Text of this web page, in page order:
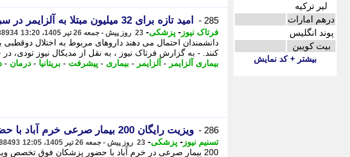
لیر ترکیه
درهم امارات
پوند انگلیس
بیت کویین
بیشتر + کد نمایش
285 - امید تازه برای 32 میلیون مبتلا به آلزایمر در سراسر جهان
فرتاک نیوز - پزشکی- 23 روز پیش - جمعه 26 تیر 1405، 13:20
دانشمندان احتمال می دهند داروهای مربوط به اختلال دوقطبی
کنند. - به گزارش فرتاک نیوز ، به نقل از مدیکال نیوز تودی، در
بیماری آلزایمر - آلزایمر - بیماری - پیشرفت - بریتانیا - درمان -
286 - ویزیت رایگان 200 بیمار صرعی خرم آباد با حضور پزشکان فوق تخصص
تسنیم نیوز - پزشکی- 23 روز پیش - جمعه 26 تیر 1405، 12:05
200 بیمار صرعی در خرم آباد با حضور پزشکان فوق تخصص